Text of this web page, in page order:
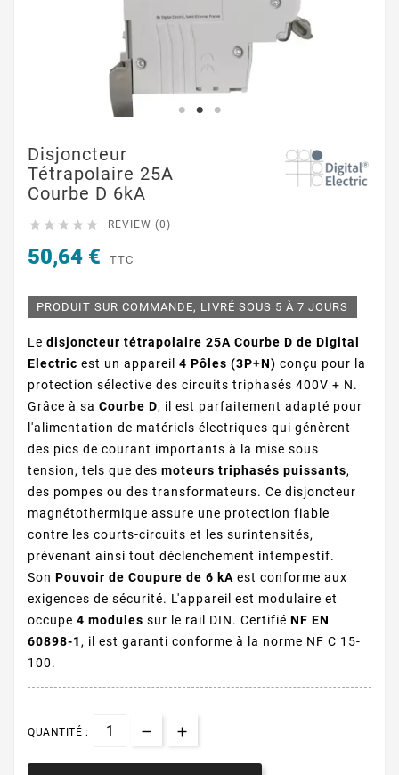
Disjoncteur
Tétrapolaire 25A
Courbe D 6kA
     REVIEW (0)
50,64 € TTC
PRODUIT SUR COMMANDE, LIVRÉ SOUS 5 À 7 JOURS
Le disjoncteur tétrapolaire 25A Courbe D de Digital
Electric est un appareil 4 Pôles (3P+N) conçu pour la
protection sélective des circuits triphasés 400V + N.
Grâce à sa Courbe D, il est parfaitement adapté pour
l'alimentation de matériels électriques qui génèrent
des pics de courant importants à la mise sous
tension, tels que des moteurs triphasés puissants,
des pompes ou des transformateurs. Ce disjoncteur
magnétothermique assure une protection fiable
contre les courts-circuits et les surintensités,
prévenant ainsi tout déclenchement intempestif.
Son Pouvoir de Coupure de 6 kA est conforme aux
exigences de sécurité. L'appareil est modulaire et
occupe 4 modules sur le rail DIN. Certifié NF EN
60898-1, il est garanti conforme à la norme NF C 15-
100.
QUANTITÉ :